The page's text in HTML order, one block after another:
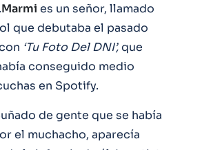
Marmi es un señor, llamado
que debutaba el pasado
‘Tu Foto Del DNI’,que
conseguido medio
en Spotify.
de gente que se había
el muchacho, aparecía